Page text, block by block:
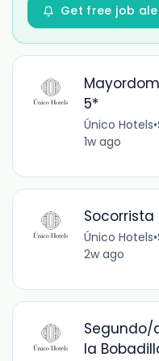
Get free job
5*
Único Hotels•
1w ago
Único Hotels•
2w ago
Segundo/
la